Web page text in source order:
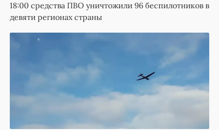
18:00 средства ПВО уничтожили 96 беспилотников в
девяти регионах страны